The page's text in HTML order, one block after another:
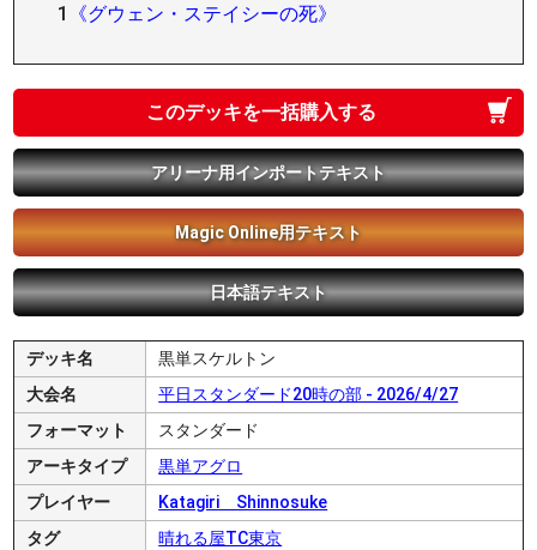
1
《グウェン・ステイシーの死》
このデッキを一括購入する
アリーナ用インポートテキスト
Magic Online用テキスト
日本語テキスト
デッキ名
黒単スケルトン
大会名
平日スタンダード20時の部 - 2026/4/27
フォーマット
スタンダード
アーキタイプ
黒単アグロ
プレイヤー
Katagiri Shinnosuke
タグ
晴れる屋TC東京